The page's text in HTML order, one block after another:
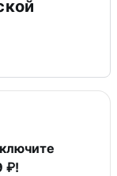
₽!